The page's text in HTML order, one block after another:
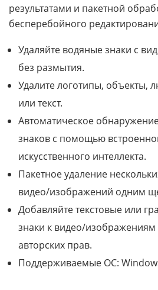
результатами и пакетной
бесперебойного
Удаляйте водяные знаки с
без размытия.
Удалите логотипы, объекты,
или текст.
Автоматическое
знаков с помощью
искусственного интеллекта.
Пакетное удаление
видео/изображений одним
Добавляйте текстовые или
знаки к видео/
авторских прав.
Поддерживаемые ОС: